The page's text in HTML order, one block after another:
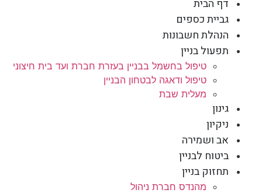
דף הבית
גביית כספים
הנהלת חשבונות
תפעול בניין
טיפול בחשמל בבניין בעזרת חברת ועד בית חיצוני
טיפול ודאגה לבטחון הבניין
מעלית שבת
גינון
ניקיון
אב ושמירה
ביטוח לבניין
תחזוק בניין
מהנדס חברת ניהול